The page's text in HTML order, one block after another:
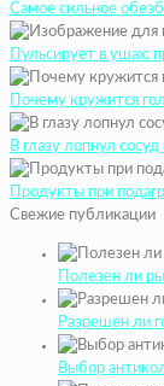
Самое сильное
Пульсирует в ушах:
Почему кружится
В глазу лопнул
Продукты при
Свежие публикации
Полезен ли
Разрешен ли
Выбор